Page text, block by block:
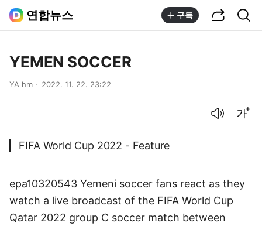
연합뉴스 구독
YEMEN SOCCER
YA hm 2022. 11. 22. 23:22
FIFA World Cup 2022 - Feature
epa10320543 Yemeni soccer fans react as they
watch a live broadcast of the FIFA World Cup
Qatar 2022 group C soccer match between